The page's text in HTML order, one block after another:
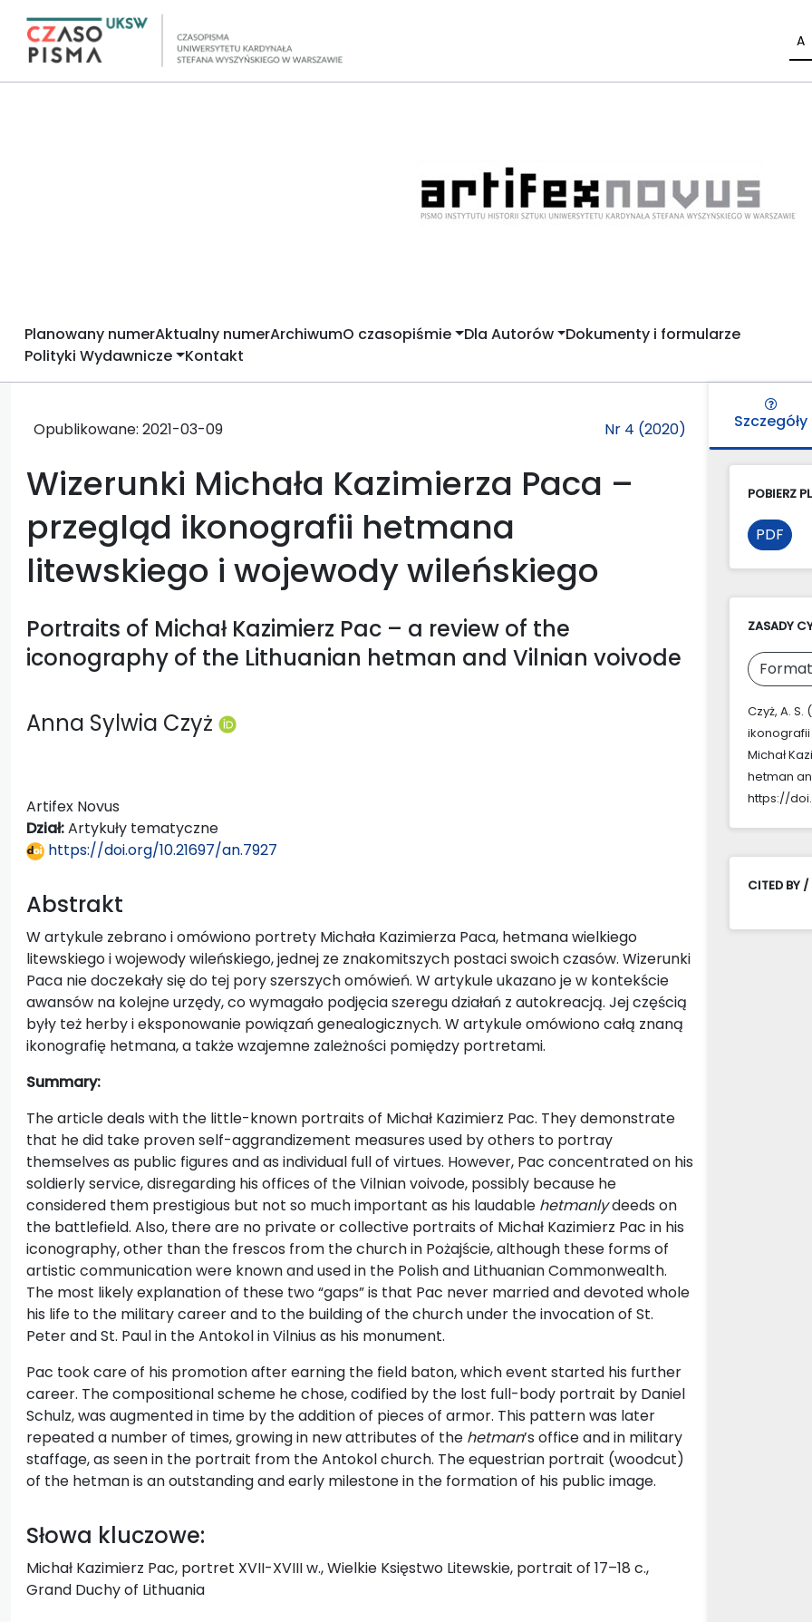
A
Planowany numerAktualny numerArchiwumO czasopiśmie Dla Autorów
Dokumenty i formularze
Polityki Wydawnicze Kontakt
Opublikowane: 2021-03-09 Nr 4 (2020)
Wizerunki Michała Kazimierza Paca –
przegląd ikonografii hetmana
litewskiego i wojewody wileńskiego
Portraits of Michał Kazimierz Pac – a review of the
iconography of the Lithuanian hetman and Vilnian voivode
Anna Sylwia Czyż
Artifex Novus
Dział:Artykuły tematyczne
https://doi.org/10.21697/an.7927
Abstrakt
W artykule zebrano i omówiono portrety Michała Kazimierza Paca, hetmana wielkiego
litewskiego i wojewody wileńskiego, jednej ze znakomitszych postaci swoich czasów. Wizerunki
Paca nie doczekały się do tej pory szerszych omówień. W artykule ukazano je w kontekście
awansów na kolejne urzędy, co wymagało podjęcia szeregu działań z autokreacją. Jej częścią
były też herby i eksponowanie powiązań genealogicznych. W artykule omówiono całą znaną
ikonografię hetmana, a także wzajemne zależności pomiędzy portretami.
Summary:
The article deals with the little-known portraits of Michał Kazimierz Pac. They demonstrate
that he did take proven self-aggrandizement measures used by others to portray
themselves as public figures and as individual full of virtues. However, Pac concentrated on his
soldierly service, disregarding his offices of the Vilnian voivode, possibly because he
considered them prestigious but not so much important as his laudable hetmanlydeeds on
the battlefield. Also, there are no private or collective portraits of Michał Kazimierz Pac in his
iconography, other than the frescos from the church in Pożajście, although these forms of
artistic communication were known and used in the Polish and Lithuanian Commonwealth.
The most likely explanation of these two “gaps” is that Pac never married and devoted whole
his life to the military career and to the building of the church under the invocation of St.
Peter and St. Paul in the Antokol in Vilnius as his monument.
Pac took care of his promotion after earning the field baton, which event started his further
career. The compositional scheme he chose, codified by the lost full-body portrait by Daniel
Schulz, was augmented in time by the addition of pieces of armor. This pattern was later
repeated a number of times, growing in new attributes of the hetman’s office and in military
staffage, as seen in the portrait from the Antokol church. The equestrian portrait (woodcut)
of the hetman is an outstanding and early milestone in the formation of his public image.
Słowa kluczowe:
Michał Kazimierz Pac, portret XVII-XVIII w., Wielkie Księstwo Litewskie, portrait of 17–18 c.,
Grand Duchy of Lithuania
Szczegóły
POBIERZ
PDF
ZASADY
Czyż, A.
Michał
hetman
https://
CITED BY /